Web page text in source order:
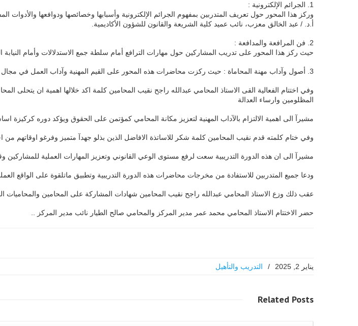
1. الجرائم الإلكترونية :
وركز هذا المحور حول تعريف المتدربين بمفهوم الجرائم الإلكترونية وأسبابها وخصائصها ودوافعها والأدوات
أ.د. / عبد الخالق معزب، نائب عميد كلية الشريعة والقانون للشؤون الأكاديمية.
2. فن المرافعة والمدافعة :
حيث ركز هذا المحور على تدريب المشاركين حول مهارات الترافع أمام سلطة جمع الاستدلالات وأمام
3. أصول وآداب مهنة المحاماة : حيث ركزت محاضرات هذه المحور على القيم المهنية وآداب العمل في مجال المحاماة، وقدم محاضرات هذا المحور الأستاذ المحامي / أحمد عقلان الشيباني .
وفي اختتام الفعالية القى الاستاذ المحامي عبدالله راجح نقيب المحامين كلمة اكد خلالها اهمية ان يتحلى
المظلومين وارساء العدالة
مشيرآ الى اهمية الالتزام بالآداب المهنية لتعزيز مكانة المحامي كمؤتمن على الحقوق ويؤكد دوره كركيزة
وفي ختام كلمته قدم نقيب المحامين كلمة شكر للاساتذة الافاضل الذين بذلو جهدآ متميز وفرغو اوقاتهم من
مشيرآ الى ان هذه الدورة التدريبية سعت لرفع مستوى الوعي القانوني وتعزيز المهارات العملية
ودعا جميع المتدربين للاستفادة من مخرجات محاضرات هذه الدورة التدريبية وتطبيق ماتلقوة على الواقع
عقب ذلك وزع الاستاذ المحامي عبدالله راجح نقيب المحامين شهادات المشاركة على المحامين والمحاميات
حضر الاختتام الاستاذ المحامي محمد عمر مدير المركز والمحامي صالح الطيار نائب مدير المركز ..
يناير 2, 2025 / التدريب والتأهيل
Related Posts